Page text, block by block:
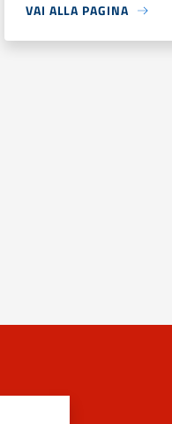
VAI ALLA PAGINA